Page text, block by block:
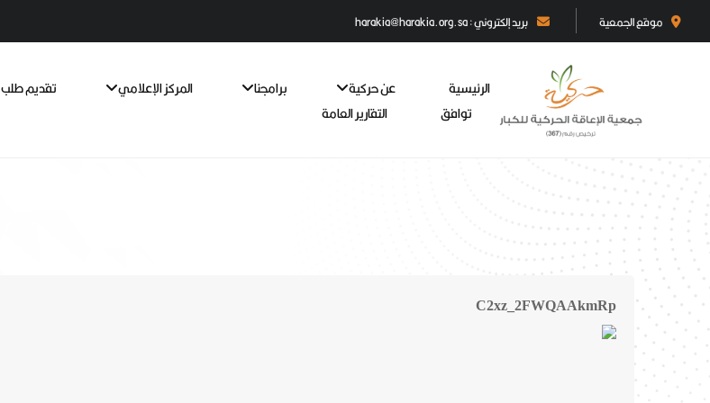
موقع الجمعية بريد إلكتروني : harakia@harakia.org.sa
الرئيسية عن حركية برامجنا المركز الإعلامي تقديم طلب
توافق
التقارير العامة
C2xz_2FWQAAkmRp